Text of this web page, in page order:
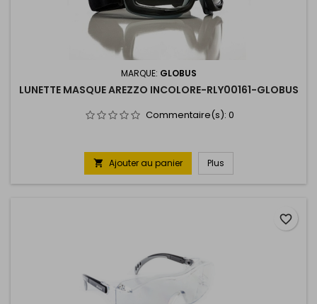
MARQUE: GLOBUS
LUNETTE MASQUE AREZZO INCOLORE-RLY00161-GLOBUS
Commentaire(s): 0
 Ajouter au panier Plus
favorite_border